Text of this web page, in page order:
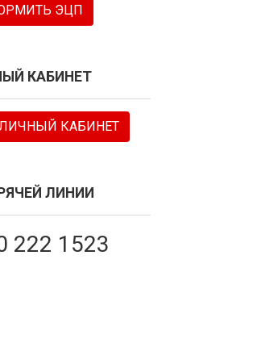
ЭЦП
КАБИНЕТ
КАБИНЕТ
ЛИНИИ
222 1523